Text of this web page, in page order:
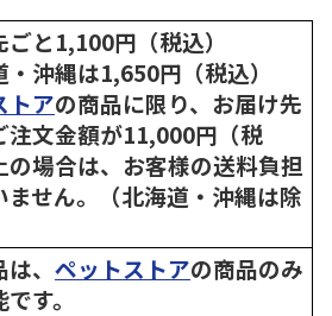
と1,100円（税込）
沖縄は1,650円（税込）
トアの商品に限り、お届け先
注文金額が11,000円（税
の場合は、お客様の送料負担
ません。（北海道・沖縄は除
、 ペットストアの商品のみ
す。